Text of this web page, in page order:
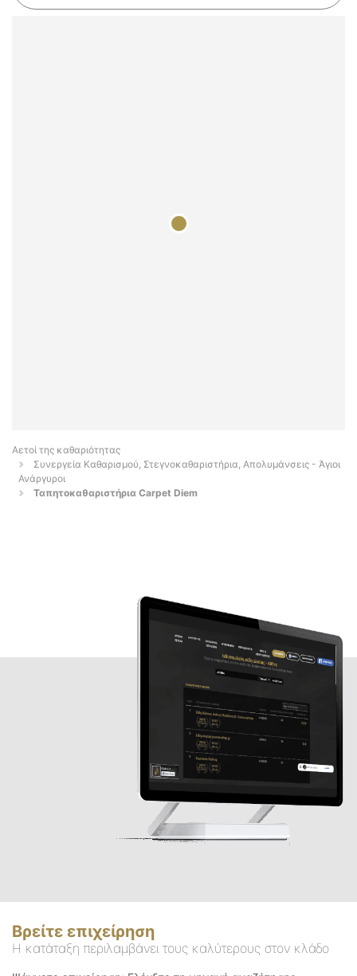
Αετοί της καθαριότητας
Συνεργεία Καθαρισμού, Στεγνοκαθαριστήρια, Απολυμάνσεις - Άγιοι
Ανάργυροι
Ταπητοκαθαριστήρια Carpet Diem
Βρείτε επιχείρηση
Η κατάταξη περιλαμβάνει τους καλύτερους στον κλάδο